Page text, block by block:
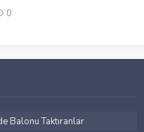
0
Balonu Taktıranlar